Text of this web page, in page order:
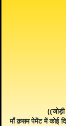
माँ क़सम पेमेंट में कोई